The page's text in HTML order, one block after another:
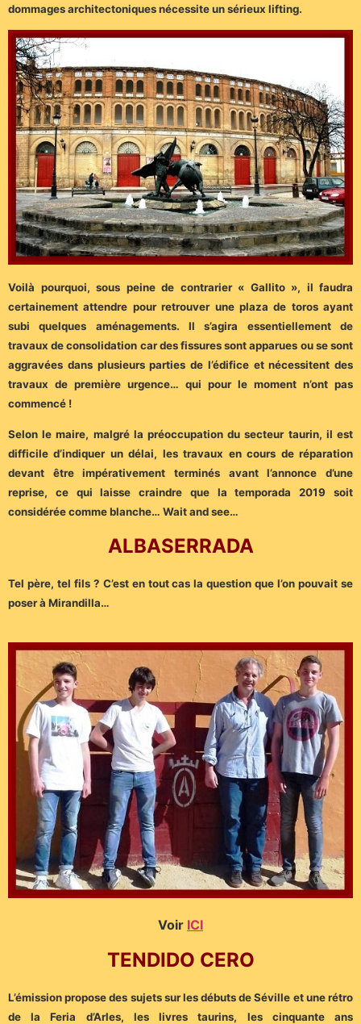
dommages architectoniques nécessite un sérieux lifting.
Voilà pourquoi, sous peine de contrarier « Gallito », il faudra
certainement attendre pour retrouver une plaza de toros ayant
subi quelques aménagements. Il s’agira essentiellement de
travaux de consolidation car des fissures sont apparues ou se sont
aggravées dans plusieurs parties de l’édifice et nécessitent des
travaux de première urgence… qui pour le moment n’ont pas
commencé !
Selon le maire, malgré la préoccupation du secteur taurin, il est
difficile d’indiquer un délai, les travaux en cours de réparation
devant être impérativement terminés avant l’annonce d’une
reprise, ce qui laisse craindre que la temporada 2019 soit
considérée comme blanche… Wait and see…
ALBASERRADA
Tel père, tel fils ? C’est en tout cas la question que l’on pouvait se
poser à Mirandilla…
Voir ICI
TENDIDO CERO
L’émission propose des sujets sur les débuts de Séville et une rétro
de la Feria d’Arles, les livres taurins, les cinquante ans